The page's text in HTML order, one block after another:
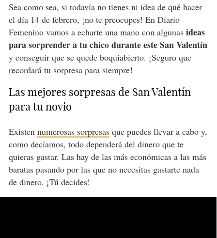
Sea como sea, si todavía no tienes ni idea de qué hacer
el día 14 de febrero, ¡no te preocupes! En Diario
Femenino vamos a echarte una mano con algunasideas
para sorprender a tu chico durante este San Valentín
y conseguir que se quede boquiabierto. ¡Seguro que
recordará tu sorpresa para siempre!
Las mejores sorpresas de San Valentín
para tu novio
Existen numerosas sorpresasque puedes llevar a cabo y,
como decíamos, todo dependerá del dinero que te
quieras gastar. Las hay de las más económicas a las más
baratas pasando por las que no necesitas gastarte nada
de dinero. ¡Tú decides!